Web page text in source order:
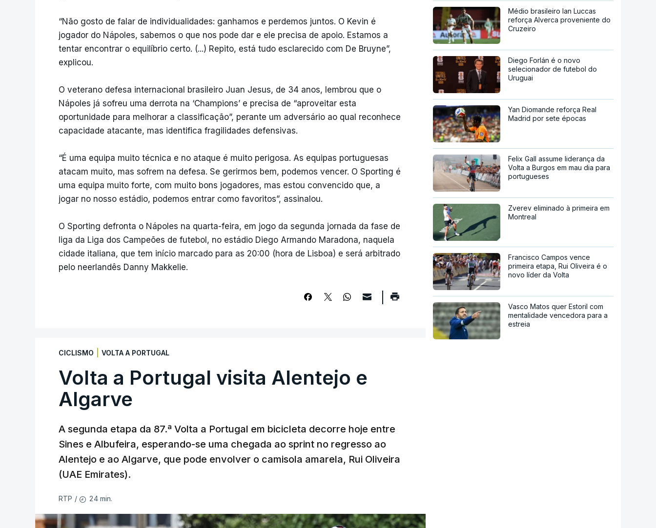
“Não gosto de falar de individualidades: ganhamos e perdemos juntos. O Kevin é
jogador do Nápoles, sabemos o que nos pode dar e ele precisa de apoio. Estamos a
tentar encontrar o equilíbrio certo. (...) Repito, está tudo esclarecido com De Bruyne”,
explicou.
O veterano defesa internacional brasileiro Juan Jesus, de 34 anos, lembrou que o
Nápoles já sofreu uma derrota na ‘Champions’ e precisa de “aproveitar esta
oportunidade para melhorar a classificação”, perante um adversário ao qual reconhece
capacidade atacante, mas identifica fragilidades defensivas.
“É uma equipa muito técnica e no ataque é muito perigosa. As equipas portuguesas
atacam muito, mas sofrem na defesa. Se gerirmos bem, podemos vencer. O Sporting é
uma equipa muito forte, com muito bons jogadores, mas estou convencido que, a
jogar no nosso estádio, podemos entrar como favoritos”, assinalou.
O Sporting defronta o Nápoles na quarta-feira, em jogo da segunda jornada da fase de
liga da Liga dos Campeões de futebol, no estádio Diego Armando Maradona, naquela
cidade italiana, que tem início marcado para as 20:00 (hora de Lisboa) e será arbitrado
pelo neerlandês Danny Makkelie.
CICLISMO VOLTA A PORTUGAL
Volta a Portugal visita Alentejo e
Algarve
A segunda etapa da 87.ª Volta a Portugal em bicicleta decorre hoje entre
Sines e Albufeira, esperando-se uma chegada ao sprint no regresso ao
Alentejo e ao Algarve, que pode envolver o camisola amarela, Rui Oliveira
(UAE Emirates).
RTP / 24 min.
Médio brasileiro Ian Luccas
reforça Alverca proveniente do
Cruzeiro
Diego Forlán é o novo
selecionador de futebol do
Uruguai
Yan Diomande reforça Real
Madrid por sete épocas
Felix Gall assume liderança da
Volta a Burgos em mau dia para
portugueses
Zverev eliminado à primeira em
Montreal
Francisco Campos vence
primeira etapa, Rui Oliveira é o
novo líder da Volta
Vasco Matos quer Estoril com
mentalidade vencedora para a
estreia